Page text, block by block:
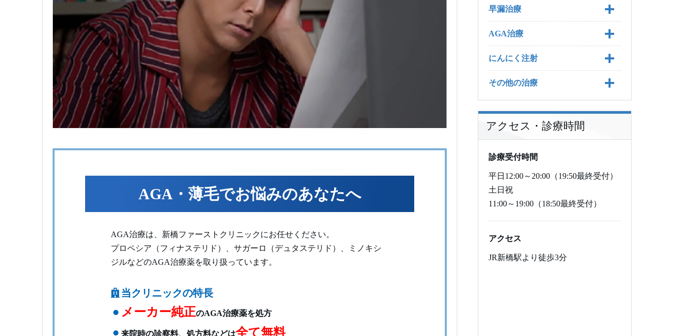
AGA・薄毛でお悩みのあなたへ
AGA治療は、新橋ファーストクリニックにお任せください。
プロペシア（フィナステリド）、サガーロ（デュタステリド）、ミノキシ
ジルなどのAGA治療薬を取り扱っています。
当クリニックの特長
メーカー純正のAGA治療薬を処方
来院時の診察料、処方料などは全て無料
ED治療 TOP
ED治療の料金
バイアグラ
バイアグラの基礎知識
バイアグラの飲み方
バイアグラの食事の影響
バイアグラの副作用
バイアグラの禁忌
バイアグラジェネリック
（シルデナフィル錠）につ
レビトラの基本知識
レビトラの効果
レビトラの飲み方
レビトラの食事の影響
レビトラの禁忌
レビトラジェネリック
レビトラジェネリック（バ
ルデナフィル錠）について
シアリス
シアリスの基礎知識
シアリスの効果
シアリスの副作用
シアリスジェネリック
シアリスジェネリック（タ
ダラフィル錠）について
勃起とは・仕組み
器質性EDの特徴・原因・治
EDの治し方・改善・予防
早漏治療
早漏治療 TOP
早漏治療の料金
プリリジー
AGA治療
AGA治療 TOP
AGA治療の料金
プロペシアの基本知識
プロペシアジェネリック
プロペシアジェネリックの
基本知識
ザガーロ
ザガーロの基本知識
ザガーロジェネリック
ザガーロジェネリックの基
本知識
ミノキシジルジェネリック
の基本知識
液5%
にんにく注射
にんにく注射 TOP
にんにく注射のよくある質
その他の治療
その他の治療の料金
アクセス・診療時間
診療受付時間
平日 12:00～20:00（19:50最終受付）
土日祝
11:00～19:00（18:50最終受付）
アクセス
JR新橋駅より徒歩3分